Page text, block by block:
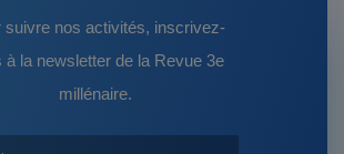
suivre nos activités, inscrivez-
à la newsletter de la Revue 3e
millénaire.